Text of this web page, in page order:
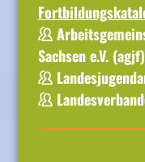
Sachsen e.V.(agjf)